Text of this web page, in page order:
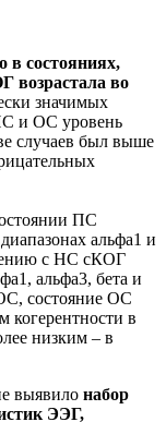
в состояниях,
возрастала во
значимых
и ОС уровень
случаев был выше
ПС
альфа1 и
с НС сКОГ
альфа3, бета и
состояние ОС
когерентности в
низким – в
выявило набор
ЭЭГ,